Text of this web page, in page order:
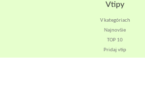
Vtipy
V kategóriach
Najnovšie
TOP 10
Pridaj vtip